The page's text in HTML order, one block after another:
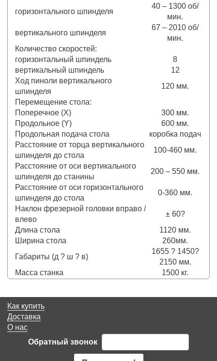
горизонтального шпинделя
40 – 1300 об/
мин.
вертикального шпинделя
67 – 2010 об/
мин.
Количество скоростей:
горизонтальный шпиндель
8
вертикальный шпиндель
12
Ход пиноли вертикального
шпинделя
120 мм.
Перемещение стола:
Поперечное (X)
300 мм.
Продольное (Y)
600 мм.
Продольная подача стола
коробка подач
Расстояние от торца вертикального
шпинделя до стола
100-460 мм.
Расстояние от оси вертикального
шпинделя до станины
200 – 550 мм.
Расстояние от оси горизонтального
шпинделя до стола
0-360 мм.
Наклон фрезерной головки вправо /
влево
± 60?
Длина стола
1120 мм.
Ширина стола
260мм.
Габариты (д ? ш ? в)
1655 ? 1450?
2150 мм.
Масса станка
1500 кг.
Как купить
Доставка
О нас
Обратный звонок